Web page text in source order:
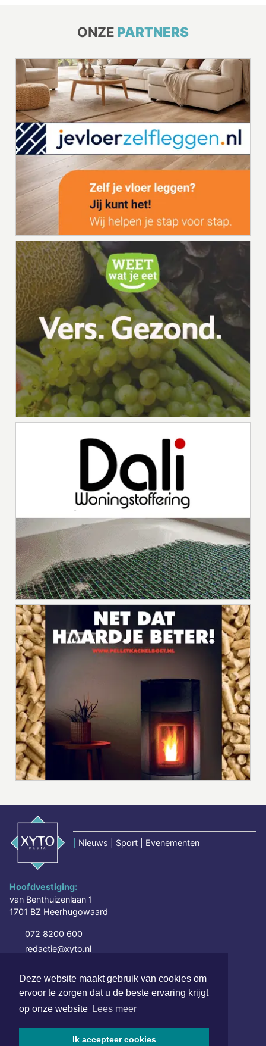
Deze website maakt gebruik van cookies om
ervoor te zorgen dat u de beste ervaring krijgt
op onze website Lees meer
Ik accepteer cookies
ONZE PARTNERS
Nieuws | Sport | Evenementen
Hoofdvestiging:
van Benthuizenlaan 1
1701 BZ Heerhugowaard
072 8200 600
redactie@xyto.nl
SOCIAL MEDIA